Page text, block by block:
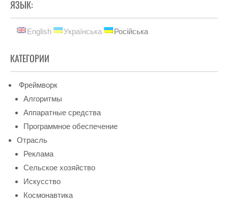
ЯЗЫК:
English Українська Російська
КАТЕГОРИИ
Фреймворк
Алгоритмы
Аппаратные средства
Программное обеспечение
Отрасль
Реклама
Сельское хозяйство
Искусство
Космонавтика